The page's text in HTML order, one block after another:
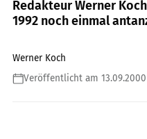
Redakteur Werner
1992 noch einmal
Werner Koch
Veröffentlicht am 13.09.2000